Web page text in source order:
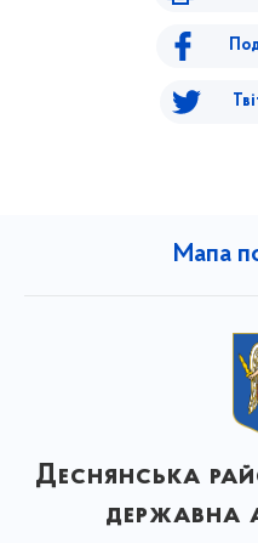
Мапа
Деснянська
державна